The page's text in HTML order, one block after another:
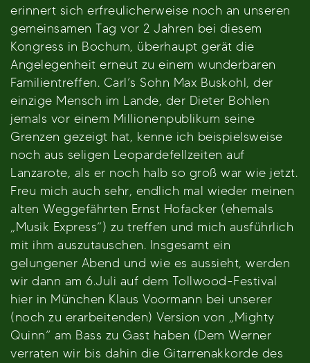
erinnert sich erfreulicherweise noch an unseren
gemeinsamen Tag vor 2 Jahren bei diesem
Kongress in Bochum, überhaupt gerät die
Angelegenheit erneut zu einem wunderbaren
Familientreffen. Carl’s Sohn Max Buskohl, der
einzige Mensch im Lande, der Dieter Bohlen
jemals vor einem Millionenpublikum seine
Grenzen gezeigt hat, kenne ich beispielsweise
noch aus seligen Leopardefellzeiten auf
Lanzarote, als er noch halb so groß war wie jetzt.
Freu mich auch sehr, endlich mal wieder meinen
alten Weggefährten Ernst Hofacker (ehemals
„Musik Express“) zu treffen und mich ausführlich
mit ihm auszutauschen. Insgesamt ein
gelungener Abend und wie es aussieht, werden
wir dann am 6.Juli auf dem Tollwood-Festival
hier in München Klaus Voormann bei unserer
(noch zu erarbeitenden) Version von „Mighty
Quinn“ am Bass zu Gast haben (Dem Werner
verraten wir bis dahin die Gitarrenakkorde des